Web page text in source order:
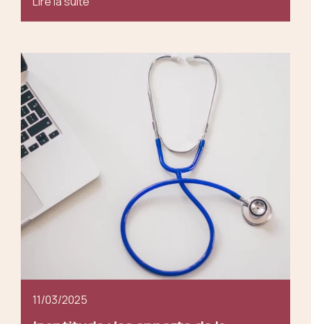
11/03/2025